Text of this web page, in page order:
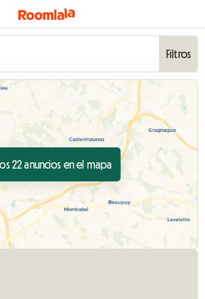
Filtros
22 anuncios en el mapa